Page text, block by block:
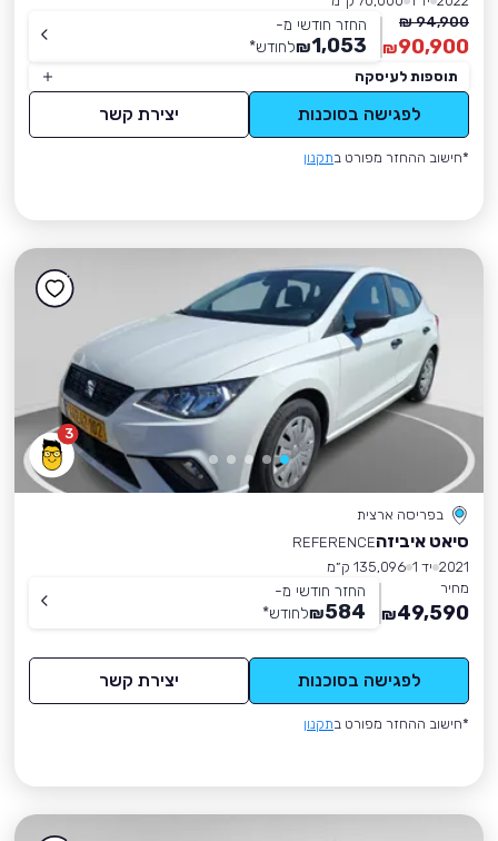
94,900 ₪
90,900
₪
החזר חודשי מ-
1,053
₪לחודש*
תוספות לעיסקה
לפגישה בסוכנות יצירת קשר
*חישוב ההחזר מפורט בתקנון
3
בפריסה ארצית
סיאט איביזהREFERENCE
2021 יד 1
135,096 ק״מ
מחיר
49,590
₪
החזר חודשי מ-
584
₪לחודש*
לפגישה בסוכנות יצירת קשר
*חישוב ההחזר מפורט בתקנון